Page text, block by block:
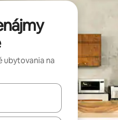
ubytovania na
si ich prechádzať pomocou